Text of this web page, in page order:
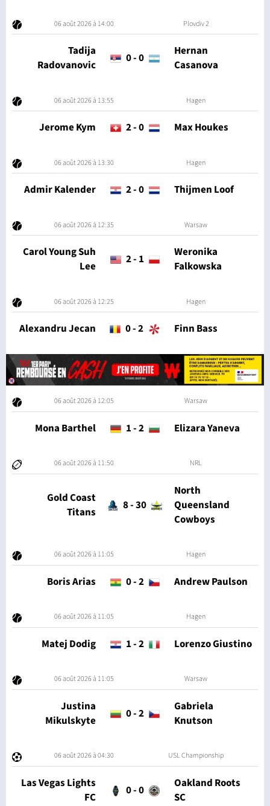
06 août 2026 à 14:00 Plovdiv 2
Tadija
Radovanovic
0-0
Hernan
Casanova
06 août 2026 à 13:55 Hagen
Jerome Kym 2-0 Max Houkes
06 août 2026 à 13:30 Hagen
Admir Kalender 2-0 Thijmen Loof
06 août 2026 à 12:35 Warsaw
Carol Young Suh
Lee
2- 1
Weronika
Falkowska
06 août 2026 à 12:25 Hagen
Alexandru Jecan 0-2 Finn Bass
06 août 2026 à 12:05 Warsaw
Mona Barthel 1-2 Elizara Yaneva
06 août 2026 à 11:50 NRL
Gold Coast
Titans
8-30
North
Queensland
Cowboys
06 août 2026 à 11:05 Hagen
Boris Arias 0-2 Andrew Paulson
06 août 2026 à 11:05 Hagen
Matej Dodig 1-2 Lorenzo Giustino
06 août 2026 à 11:05 Warsaw
Justina
Mikulskyte
0-2
Gabriela
Knutson
06 août 2026 à 04:30 USL Championship
Las Vegas Lights
FC
0-0
Oakland Roots
SC